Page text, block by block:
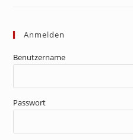
Anmelden
Benutzername
Passwort